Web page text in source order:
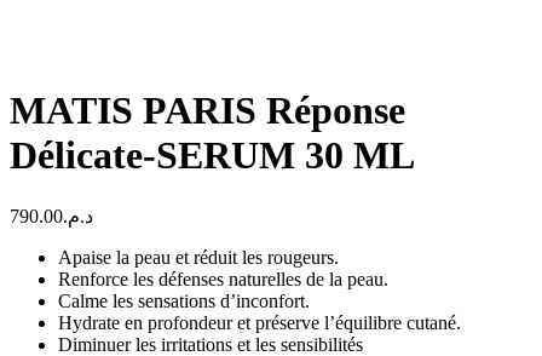
MATIS PARIS Réponse
Délicate-SERUM 30 ML
د.م.790.00
Apaise la peau et réduit les rougeurs.
Renforce les défenses naturelles de la peau.
Calme les sensations d’inconfort.
Hydrate en profondeur et préserve l’équilibre cutané.
Diminuer les irritations et les sensibilités